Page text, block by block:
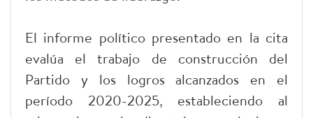
El informe político presentado en la cita
evalúa el trabajo de construcción del
Partido y los logros alcanzados en el
período 2020-2025, estableciendo al